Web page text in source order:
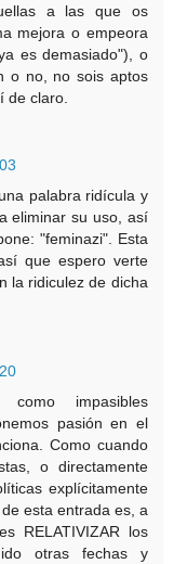
a las que os
mejora o empeora
es demasiado"), o
o no, no sois aptos
de claro.
palabra ridícula y
eliminar su uso, así
"feminazi". Esta
que espero verte
la ridiculez de dicha
impasibles
pasión en el
Como cuando
o directamente
explícitamente
esta entrada es, a
RELATIVIZAR los
otras fechas y